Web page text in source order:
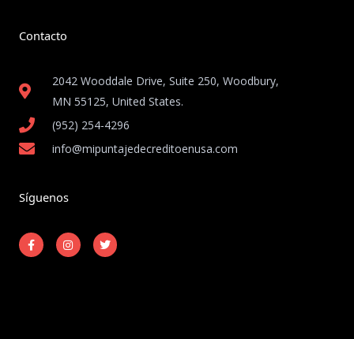
Contacto
2042 Wooddale Drive, Suite 250, Woodbury,
MN 55125, United States​.
(952) 254-4296
info@mipuntajedecreditoenusa.com
Síguenos
F
a
c
I
n
s
T
w
i